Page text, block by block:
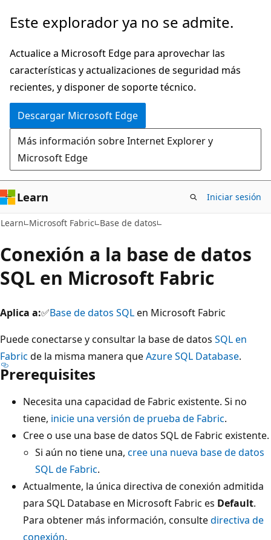
Ir
contenido
principal
Este explorador ya no se admite.
Actualice a Microsoft Edge para aprovechar las
características y actualizaciones de seguridad más
recientes, y disponer de soporte técnico.
Descargar Microsoft Edge
Más información sobre Internet Explorer y
Microsoft Edge
Learn Iniciar sesión
Learn Microsoft Fabric Base de datos
Conexión a la base de datos
SQL en Microsoft Fabric
Aplica a:✅Base de datos SQLen Microsoft Fabric
Puede conectarse y consultar la base de datos SQL en
Fabric de la misma manera queAzure SQL Database.
Prerequisites
Necesita una capacidad de Fabric existente. Si no
tiene, inicie una versión de prueba de Fabric.
Cree o use una base de datos SQL de Fabric existente.
Si aún no tiene una, cree una nueva base de datos
SQL de Fabric.
Actualmente, la única directiva de conexión admitida
para SQL Database en Microsoft Fabric es Default.
Para obtener más información, consultedirectiva de
conexión.